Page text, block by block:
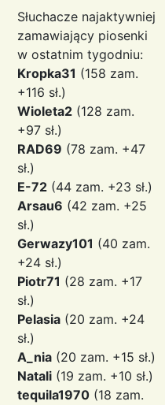
Słuchacze najaktywniej
zamawiający piosenki
w ostatnim tygodniu:
Kropka31 (158 zam.
+116 sł.)
Wioleta2 (128 zam.
+97 sł.)
RAD69 (78 zam. +47
sł.)
E-72 (44 zam. +23 sł.)
Arsau6 (42 zam. +25
sł.)
Gerwazy101 (40 zam.
+24 sł.)
Piotr71 (28 zam. +17
sł.)
Pelasia (20 zam. +24
sł.)
A_nia (20 zam. +15 sł.)
Natali (19 zam. +10 sł.)
tequila1970 (18 zam.